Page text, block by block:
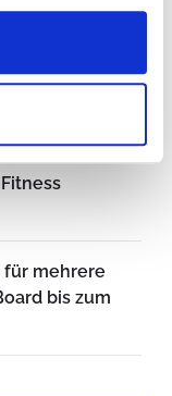
just in time
Records
mit
für mehrere
bis zum